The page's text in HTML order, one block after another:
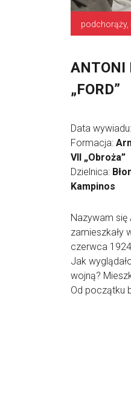
ANTONI
„FORD”
Data wywiadu:
Formacja:
VII „Obroża”
Dzielnica:
Kampinos
Nazywam się
zamieszkały
czerwca
Jak
wojną?
Od początku